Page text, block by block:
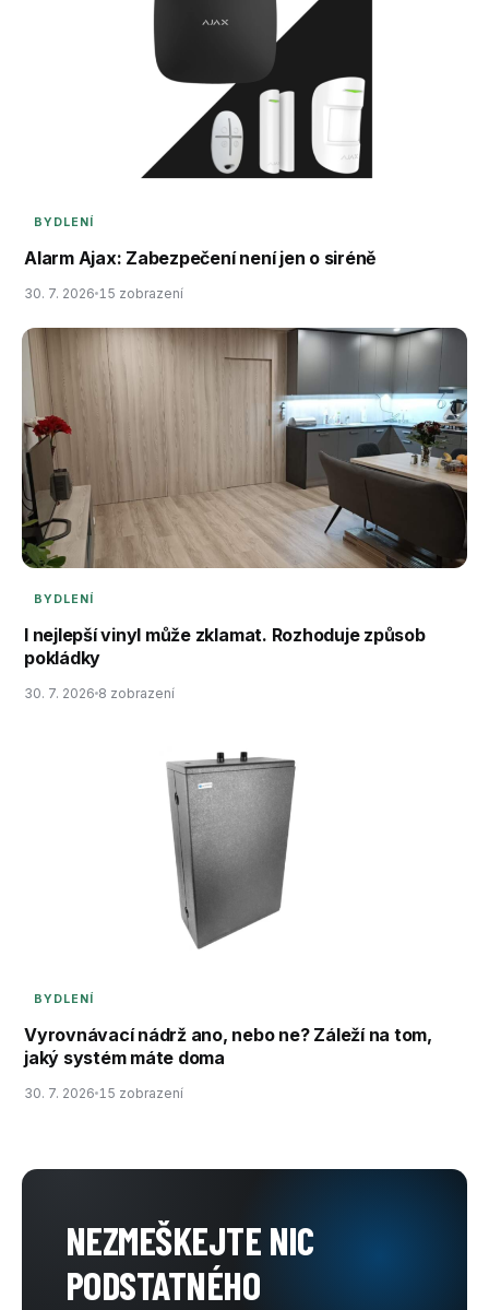
BYDLENÍ
Alarm Ajax: Zabezpečení není jen o siréně
30. 7. 2026 15 zobrazení
BYDLENÍ
I nejlepší vinyl může zklamat. Rozhoduje způsob
pokládky
30. 7. 2026 8 zobrazení
BYDLENÍ
Vyrovnávací nádrž ano, nebo ne? Záleží na tom,
jaký systém máte doma
30. 7. 2026 15 zobrazení
NEZMEŠKEJTE NIC
PODSTATNÉHO